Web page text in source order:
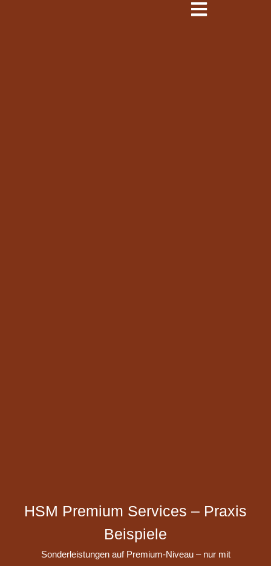
HSM Premium Services – Praxis
Beispiele
Sonderleistungen auf Premium-Niveau – nur mit